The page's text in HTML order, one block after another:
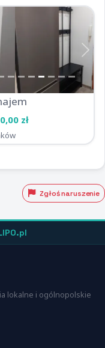
Next
zł
Zgłoś naruszenie
lokalne i ogólnopolskie